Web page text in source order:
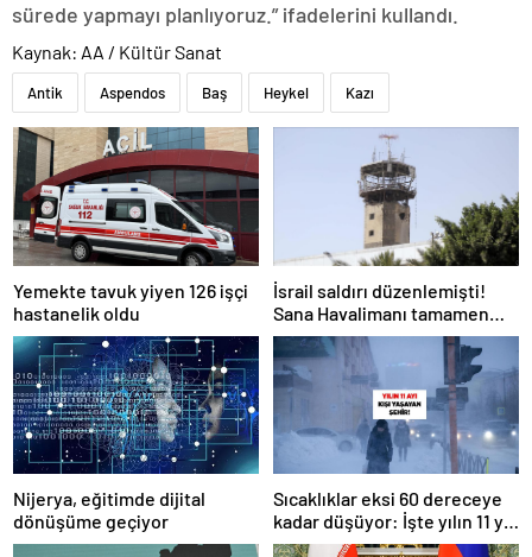
sürede yapmayı planlıyoruz.” ifadelerini kullandı.
Kaynak: AA / Kültür Sanat
Antik Aspendos Baş Heykel Kazı
Yemekte tavuk yiyen 126 işçi
hastanelik oldu
İsrail saldırı düzenlemişti!
Sana Havalimanı tamamen
hizmet dışı kaldı
Nijerya, eğitimde dijital
dönüşüme geçiyor
Sıcaklıklar eksi 60 dereceye
kadar düşüyor: İşte yılın 11 yılı
kışı yaşayan şehir!